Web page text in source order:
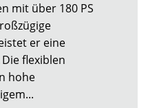
mit über 180 PS
er eine
flexiblen
hohe